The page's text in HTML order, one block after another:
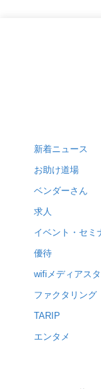
新着ニュース
お助け道場
ベンダーさん
求人
イベント・セミ
優待
wifiメディアス
ファクタリング
TARIP
エンタメ